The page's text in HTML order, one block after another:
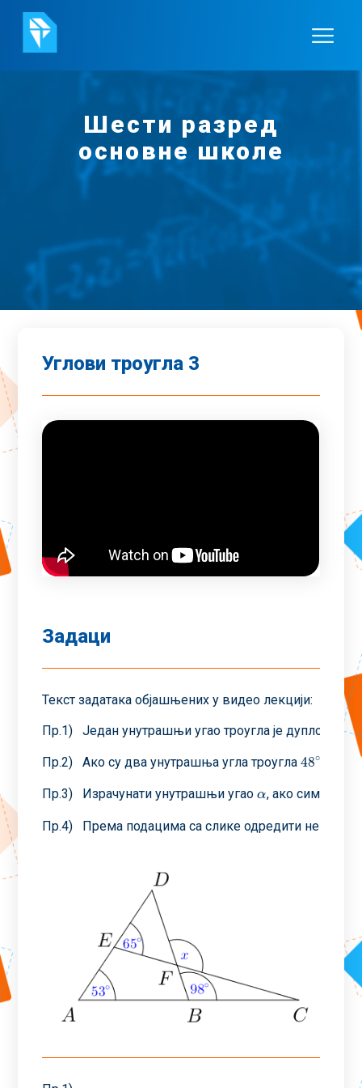
Шести разред
основне школе
Углови троугла 3
Задаци
Текст задатака објашњених у видео лекцији:
Пр.1) Један унутрашњи угао троугла је дупло
Пр.2) Ако су два унутрашња угла троугла48∘
48∘
Пр.3) Израчунати унутрашњи угаоα
α, ако
Пр.4) Према подацима са слике одредити